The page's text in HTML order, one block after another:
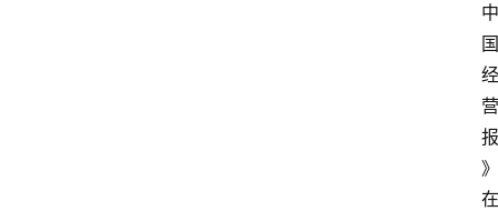
中
国
经
营
报
》
在